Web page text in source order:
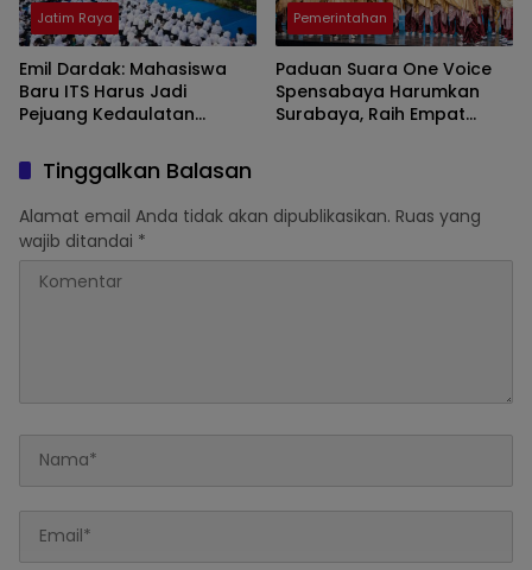
Jatim Raya
Emil Dardak: Mahasiswa
Baru ITS Harus Jadi
Pejuang Kedaulatan
Pemerintahan
Paduan Suara One Voice
Spensabaya Harumkan
Surabaya, Raih Empat
Tinggalkan Balasan
Alamat email Anda tidak akan dipublikasikan. Ruas yang
wajib ditandai *